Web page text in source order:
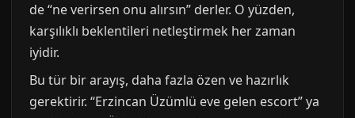
de “ne verirsen onu alırsın” derler. O yüzden,
karşılıklı beklentileri netleştirmek her zaman
iyidir.
Bu tür bir arayış, daha fazla özen ve hazırlık
gerektirir. “Erzincan Üzümlü eve gelen escort” ya